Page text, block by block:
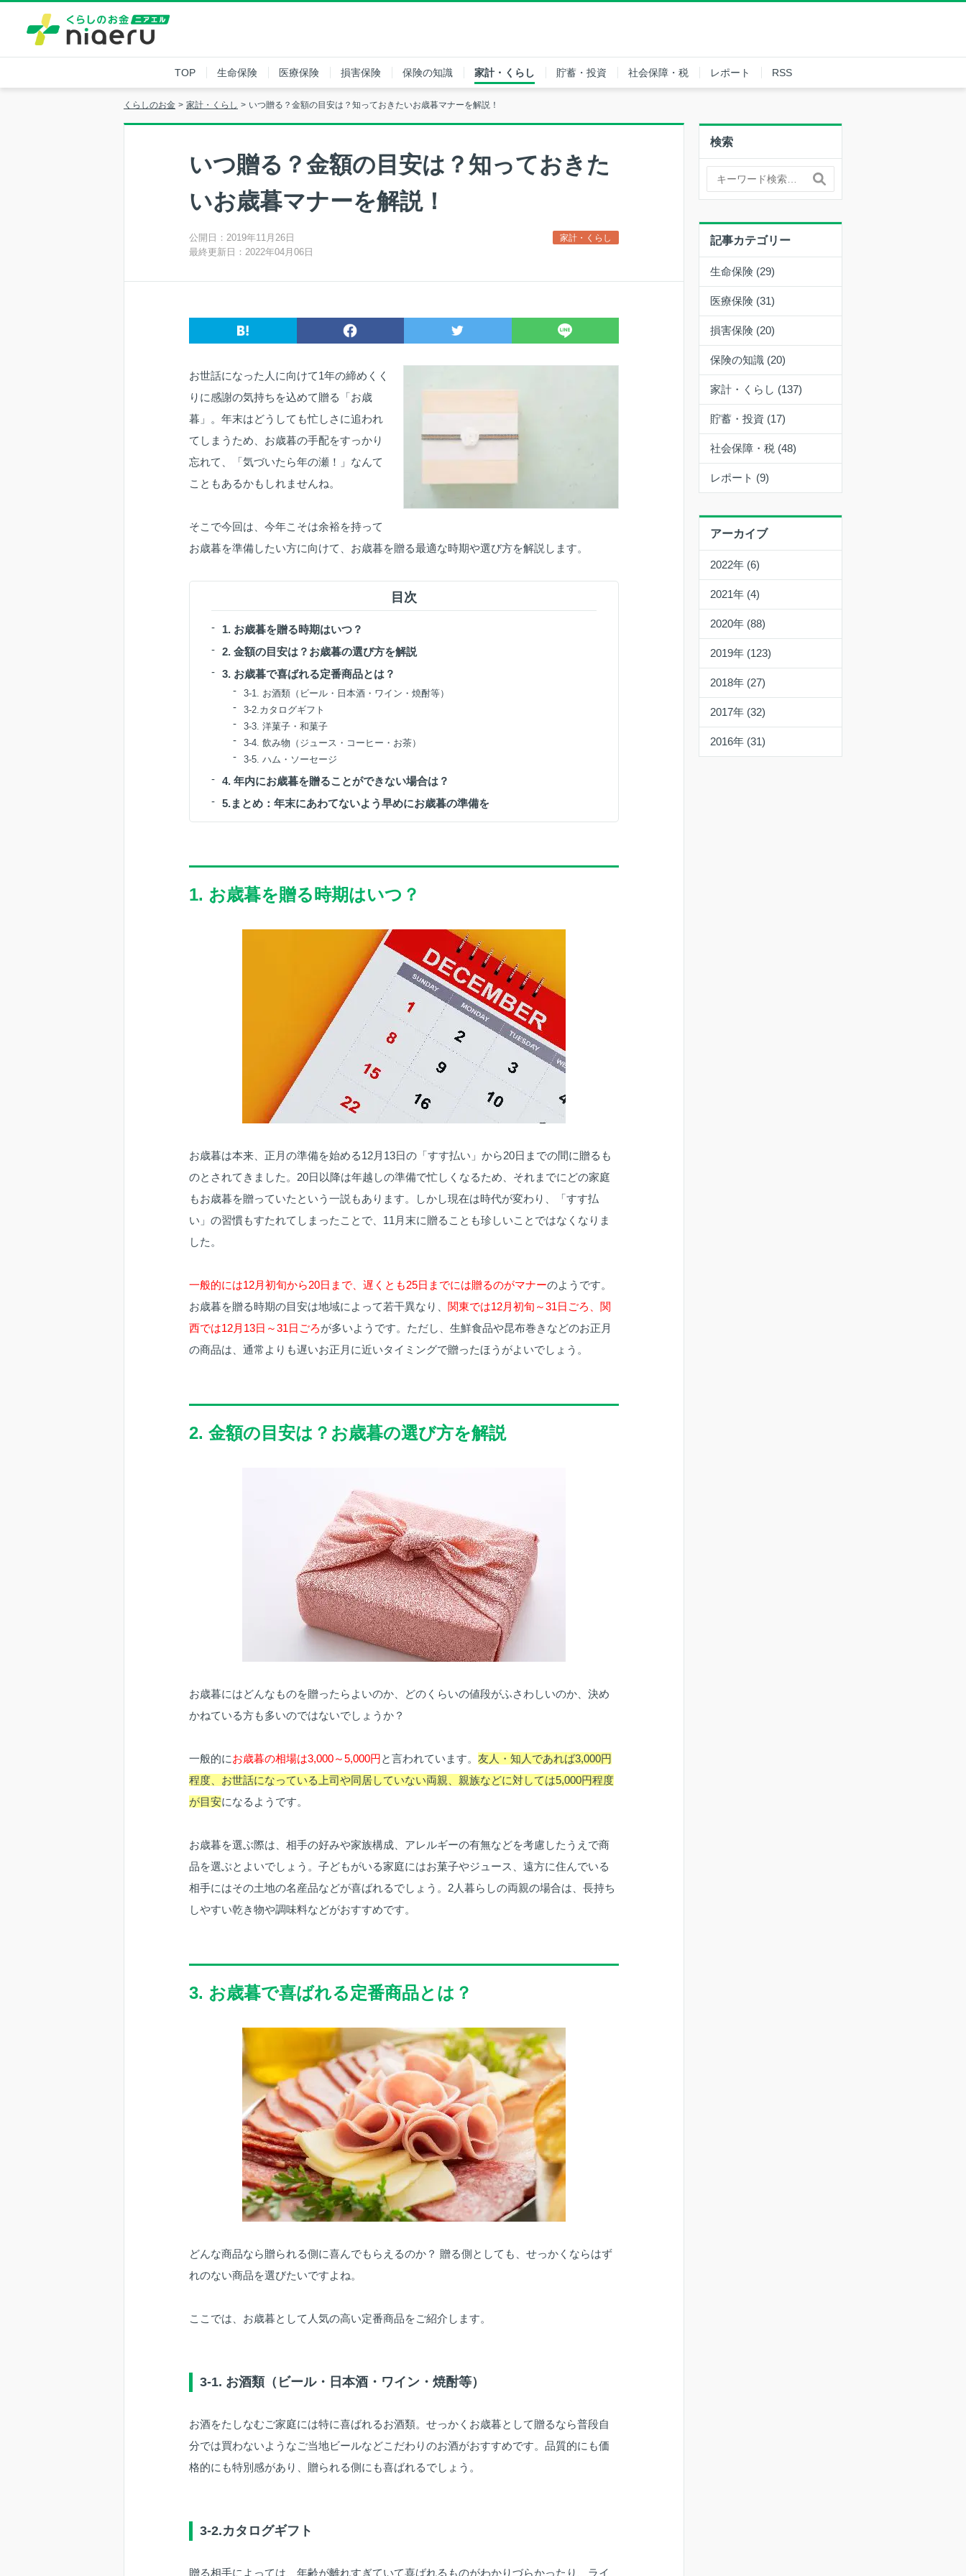
TOP 生命保険 医療保険 損害保険 保険の知識 家計・くらし 貯蓄・投資 社会保障・税 レポート RSS
くらしのお金 家計・くらし いつ贈る？金額の目安は？知っておきたいお歳暮マナーを解説！
いつ贈る？金額の目安は？知っておきた
いお歳暮マナーを解説！
公開日：2019年11月26日
最終更新日：2022年04月06日
家計・くらし
お世話になった人に向けて1年の締めくく
りに感謝の気持ちを込めて贈る「お歳
暮」。年末はどうしても忙しさに追われ
てしまうため、お歳暮の手配をすっかり
忘れて、「気づいたら年の瀬！」なんて
こともあるかもしれませんね。
そこで今回は、今年こそは余裕を持って
お歳暮を準備したい方に向けて、お歳暮を贈る最適な時期や選び方を解説します。
目次
1. お歳暮を贈る時期はいつ？
2. 金額の目安は？お歳暮の選び方を解説
3. お歳暮で喜ばれる定番商品とは？
3-1. お酒類（ビール・日本酒・ワイン・焼酎等）
3-2.カタログギフト
3-3. 洋菓子・和菓子
3-4. 飲み物（ジュース・コーヒー・お茶）
3-5. ハム・ソーセージ
4. 年内にお歳暮を贈ることができない場合は？
5.まとめ：年末にあわてないよう早めにお歳暮の準備を
1. お歳暮を贈る時期はいつ？
お歳暮は本来、正月の準備を始める12月13日の「すす払い」から20日までの間に贈るも
のとされてきました。20日以降は年越しの準備で忙しくなるため、それまでにどの家庭
もお歳暮を贈っていたという一説もあります。しかし現在は時代が変わり、「すす払
い」の習慣もすたれてしまったことで、11月末に贈ることも珍しいことではなくなりま
した。
一般的には12月初旬から20日まで、遅くとも25日までには贈るのがマナーのようです。
お歳暮を贈る時期の目安は地域によって若干異なり、 関東では12月初旬～31日ごろ、関
西では12月13日～31日ごろが多いようです。ただし、生鮮食品や昆布巻きなどのお正月
の商品は、通常よりも遅いお正月に近いタイミングで贈ったほうがよいでしょう。
2. 金額の目安は？お歳暮の選び方を解説
お歳暮にはどんなものを贈ったらよいのか、どのくらいの値段がふさわしいのか、決め
かねている方も多いのではないでしょうか？
一般的にお歳暮の相場は3,000～5,000円と言われています。 友人・知人であれば3,000円
程度、お世話になっている上司や同居していない両親、親族などに対しては5,000円程度
が目安になるようです。
お歳暮を選ぶ際は、相手の好みや家族構成、アレルギーの有無などを考慮したうえで商
品を選ぶとよいでしょう。子どもがいる家庭にはお菓子やジュース、遠方に住んでいる
相手にはその土地の名産品などが喜ばれるでしょう。2人暮らしの両親の場合は、長持ち
しやすい乾き物や調味料などがおすすめです。
3. お歳暮で喜ばれる定番商品とは？
どんな商品なら贈られる側に喜んでもらえるのか？ 贈る側としても、せっかくならはず
れのない商品を選びたいですよね。
ここでは、お歳暮として人気の高い定番商品をご紹介します。
3-1. お酒類（ビール・日本酒・ワイン・焼酎等）
お酒をたしなむご家庭には特に喜ばれるお酒類。せっかくお歳暮として贈るなら普段自
分では買わないようなご当地ビールなどこだわりのお酒がおすすめです。品質的にも価
格的にも特別感があり、贈られる側にも喜ばれるでしょう。
3-2.カタログギフト
贈る相手によっては、年齢が離れすぎていて喜ばれるものがわかりづらかったり、ライ
検索
記事カテゴリー
生命保険 (29)
医療保険 (31)
損害保険 (20)
保険の知識 (20)
家計・くらし (137)
貯蓄・投資 (17)
社会保障・税 (48)
レポート (9)
アーカイブ
2022年 (6)
2021年 (4)
2020年 (88)
2019年 (123)
2018年 (27)
2017年 (32)
2016年 (31)